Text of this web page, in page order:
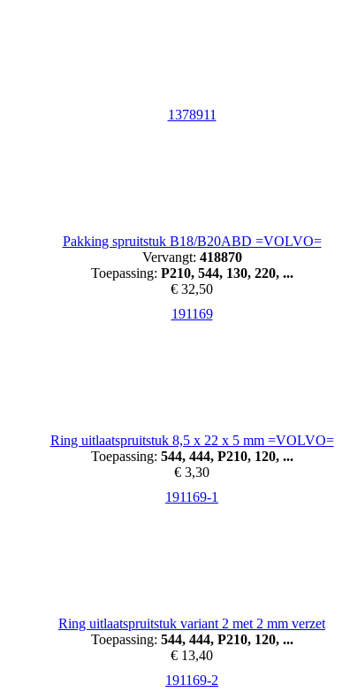
1378911
Pakking spruitstuk B18/B20ABD =VOLVO=
Vervangt: 418870
Toepassing: P210, 544, 130, 220, ...
€ 32,50
191169
Ring uitlaatspruitstuk 8,5 x 22 x 5 mm =VOLVO=
Toepassing: 544, 444, P210, 120, ...
€ 3,30
191169-1
Ring uitlaatspruitstuk variant 2 met 2 mm verzet
Toepassing: 544, 444, P210, 120, ...
€ 13,40
191169-2